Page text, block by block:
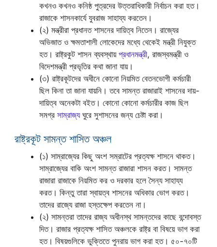
কখনও কখনও কনিষ্ঠ পুত্রদের উত্তরাধিকারী নির্বাচন করা হত।
রাজাকে শাসনকার্যে যুবরাজ সাহায্য করতেন।
(২) মন্ত্রীরা প্রধানত শাসনের দায়িত্ব নিতেন। রাজ্যের
অভিজাত ও ক্ষমতাশালী লোকেদের মধ্যে থেকেই মন্ত্রী নিযুক্ত
হত। রাষ্ট্রকুট শাসন ব্যবস্থায় প্রধানমন্ত্রী, রাজস্বমন্ত্রী ও
বিদেশমন্ত্রী প্রভৃতির কথা জানা যায়।
(৩) রাষ্ট্রকূটদের অধীনে কোনো নিয়মিত বেতনভোগী কর্মচারী
ছিল কিনা তা জানা যায়নি। তবে সামন্ত রাজারাই শাসনের দায়-
দায়িত্ব অনেকটা বইত। কোনো কোনো কর্মচারীর কাজ ছিল
সমগ্র সাম্রাজ্যঘুরে সুশাসনের জন্য চেষ্টা করা।
রাষ্ট্রকূট সামন্ত শাসিত অঞ্চল
(১) সাম্রাজ্যের কিছু অংশ সম্রাটের প্রত্যক্ষ শাসনে থাকত।
সাম্রাজ্যের বাকি অংশ সামন্ত রাজারা শাসন করত। সামন্ত
রাজারা রাজাকে নিয়মিত কর ও দরকার হলে সৈন্য সাহায্য
করত। কিন্তু তারা স্বায়ত্ব শাসনের অধিকার ভোগ করত।
তাদের রাজ্যে রাজা হস্তক্ষেপ করতেন না।
(২) সামন্তরা তাদের রাজ্য অধীনস্থ সামন্তদের কাছে বন্দোবস্ত
দিত। রাজার প্রত্যক্ষ শাসিত অঞ্চলকে রাষ্ট্র বা বিষয়ে ভাগ করা
হত। বিষয়গুলিকে ভুক্তিতে পুনরায় ভাগ করা হত। ৫০-৭০টি